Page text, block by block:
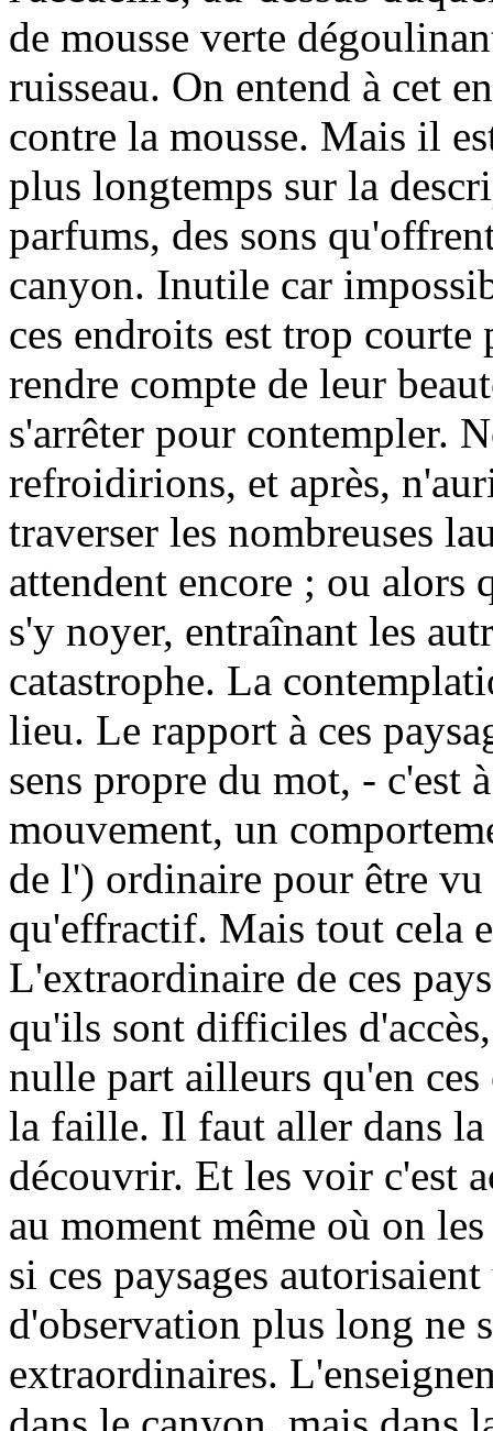
de mousse verte
ruisseau. On entend à cet
contre la mousse. Mais il
plus longtemps sur la
parfums, des sons
canyon. Inutile car
ces endroits est trop
rendre compte de leur
s'arrêter pour contempler.
refroidirions, et après,
traverser les nombreuses
attendent encore ; ou alors
s'y noyer, entraînant les
catastrophe. La
lieu. Le rapport à ces
sens propre du mot, - c'est
mouvement, un
de l') ordinaire pour être vu
qu'effractif. Mais tout cela
L'extraordinaire de ces
qu'ils sont difficiles
nulle part ailleurs qu'en ces
la faille. Il faut aller dans
découvrir. Et les voir c'est
au moment même où on
si ces paysages
d'observation plus long ne
extraordinaires.